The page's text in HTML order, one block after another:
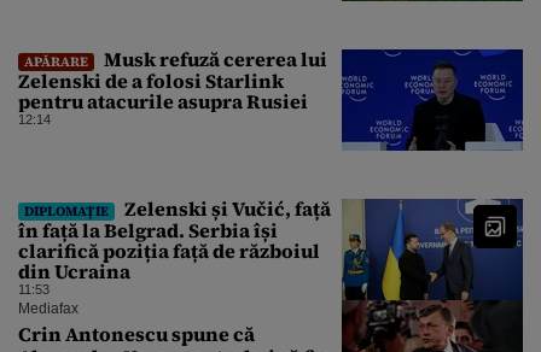
APĂRARE
Musk refuză cererea lui
Zelenski de a folosi Starlink
pentru atacurile asupra Rusiei
12:14
DIPLOMAȚIE
Zelenski și Vučić, față
în față la Belgrad. Serbia își
clarifică poziția față de războiul
din Ucraina
11:53
Mediafax
Crin Antonescu spune că